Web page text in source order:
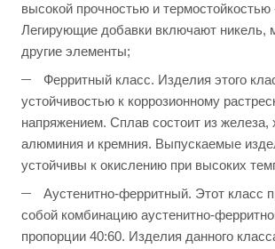
высокой прочностью и
Легирующие добавки включают никель,
другие элементы;
Ферритный класс. Изделия этого
устойчивостью к коррозионному
напряжением. Сплав состоит из железа,
алюминия и кремния. Выпускаемые
устойчивы к окислению при высоких
Аустенитно-ферритный. Этот класс
собой комбинацию аустенитно-
пропорции 40:60. Изделия данного